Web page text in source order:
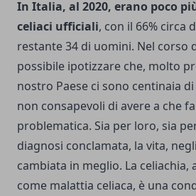
In Italia, al 2020, erano poco
celiaci ufficiali, con il 66% circa
restante 34 di uomini. Nel corso
possibile ipotizzare che, molto
nostro Paese ci sono centinaia
non consapevoli di avere a che
problematica. Sia per loro, sia
diagnosi conclamata, la vita,
cambiata in meglio. La
come malattia celiaca, è una